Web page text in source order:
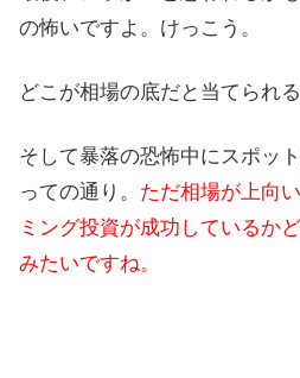
の怖いですよ。けっこう。
どこが相場の底だと当てられ
そして暴落の恐怖中にスポッ
っての通り。 ただ相場が上向
ミング投資が成功しているか
みたいですね。